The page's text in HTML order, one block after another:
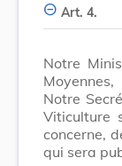
Art. 4.
Notre
Notre
Viticulture
concerne,
qui sera